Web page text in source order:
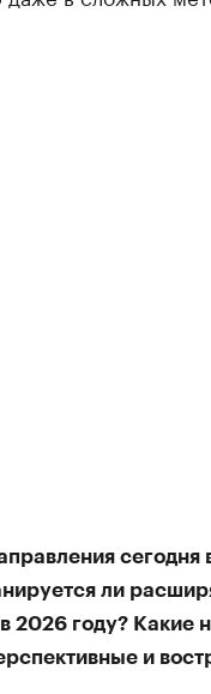
сегодня
ли
2026 году? Какие
и